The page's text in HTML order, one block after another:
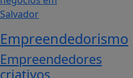
Empreendedorismo
Empreendedores
criativos